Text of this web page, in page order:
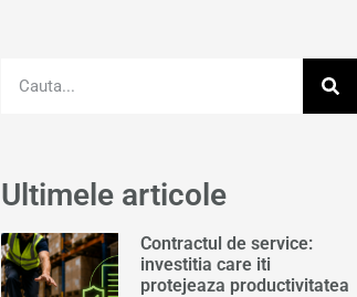
Ultimele articole
Contractul de service:
investitia care iti
protejeaza productivitatea